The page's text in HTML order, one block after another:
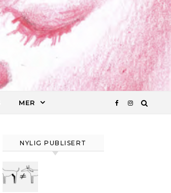
MER
NYLIG PUBLISERT